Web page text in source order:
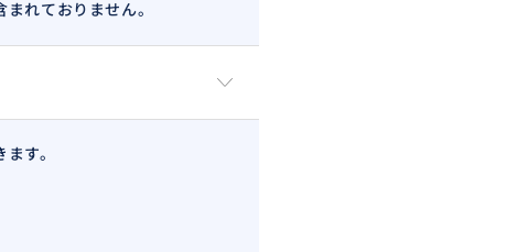
れておりません。
す。